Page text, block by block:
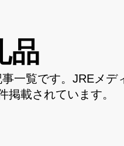
品
一覧です。JREメ
載されています。